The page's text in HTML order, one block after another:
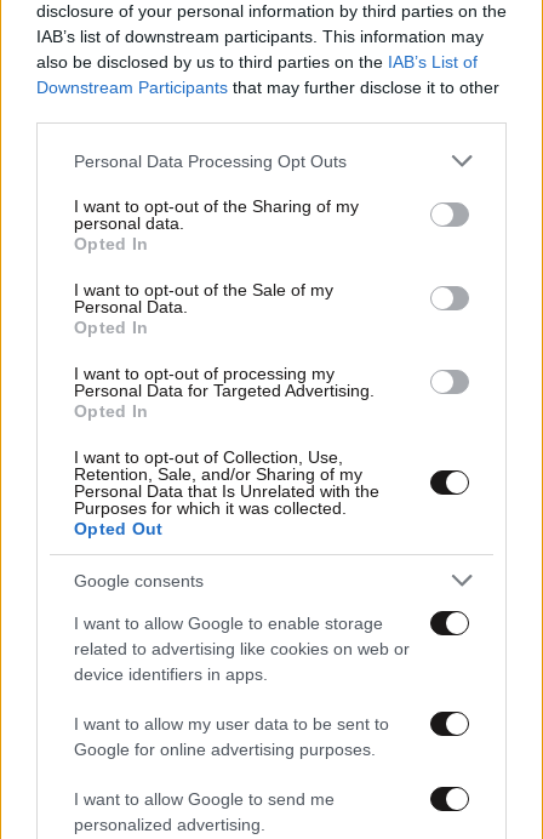
disclosure of your personal information by third parties on the
IAB’s list of downstream participants. This information may
also be disclosed by us to third parties on the IAB’s List of
Downstream Participants that may further disclose it to other
Please note that this website/app uses one or more Google
not limited to your visit or usage behaviour. You may click to
grant or deny consent to Google and its third-party tags to
use your data for below specified purposes in below Google
consent section.
Personal Data Processing Opt Outs
I want to opt-out of the Sharing of my
personal data.
Opted In
I want to opt-out of the Sale of my
Personal Data.
Opted In
I want to opt-out of processing my
Personal Data for Targeted Advertising.
Opted In
I want to opt-out of Collection, Use,
Retention, Sale, and/or Sharing of my
Personal Data that Is Unrelated with the
Purposes for which it was collected.
Opted Out
Google consents
I want to allow Google to enable storage
related to advertising like cookies on web or
device identifiers in apps.
I want to allow my user data to be sent to
Google for online advertising purposes.
I want to allow Google to send me
personalized advertising.
11·09·2010 23:05
Αντάρτης της Ν.Δ. απέναντι στον Γκιουλέκα
11·09·2010 11:56
«Παραλάβαμε ένα νομοσχέδιο χωρίς προοπτική»